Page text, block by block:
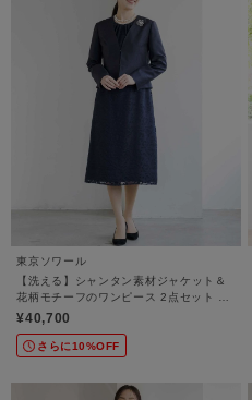
東京ソワール
【洗える】シャンタン素材ジャケット＆
花柄モチーフのワンピース 2点セット セ
レモニースーツ【結婚式・卒業式・入学
¥40,700
さらに10%OFF